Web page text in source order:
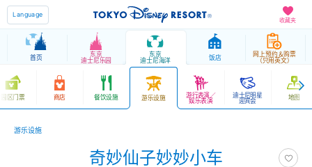
收藏夹
Language
首页 东京
迪士尼乐园
东京
迪士尼海洋 饭店 网上预约＆购票
（只用英文）
园区门票 商店 餐饮设施 游乐设施 游行表演／
娱乐表演
迪士尼明星
迎宾会 地图
游乐设施
奇妙仙子妙妙小车